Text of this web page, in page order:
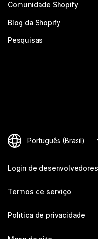
Comunidade Shopify
Blog da Shopify
Pesquisas
Login de desenvolvedores
Termos de serviço
Política de privacidade